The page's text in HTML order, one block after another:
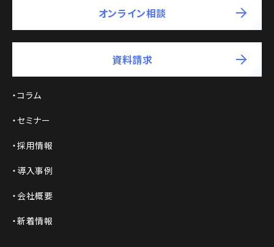
オンライン相談
資料請求
コラム
セミナー
採用情報
導入事例
会社概要
新着情報